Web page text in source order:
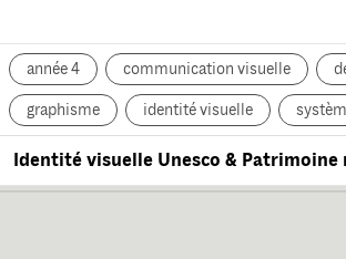
année 4 communication visuelle
graphisme identité visuelle
Identité visuelle Unesco & Patrimoine